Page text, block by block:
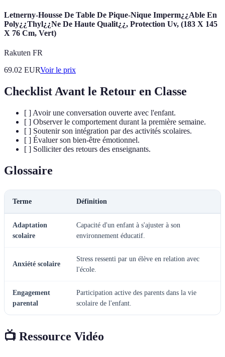
Letnerny-Housse De Table De Pique-Nique Imperm¿¿Able En
Poly¿¿Thyl¿¿Ne De Haute Qualit¿¿, Protection Uv, (183 X 145
X 76 Cm, Vert)
Rakuten FR
69.02 EURVoir le prix
Checklist Avant le Retour en Classe
[ ] Avoir une conversation ouverte avec l'enfant.
[ ] Observer le comportement durant la première semaine.
[ ] Soutenir son intégration par des activités scolaires.
[ ] Évaluer son bien-être émotionnel.
[ ] Solliciter des retours des enseignants.
Glossaire
Terme Définition
Adaptation
scolaire
Capacité d'un enfant à s'ajuster à son
environnement éducatif.
Anxiété scolaire
Stress ressenti par un élève en relation avec
l'école.
Engagement
parental
Participation active des parents dans la vie
scolaire de l'enfant.
📺 Ressource Vidéo